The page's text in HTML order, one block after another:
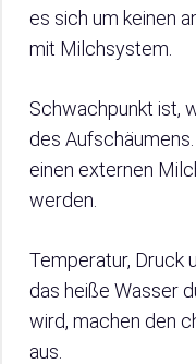
es sich um keinen
mit Milchsystem.
Schwachpunkt ist,
des
einen externen
werden.
Temperatur, Druck
das heiße Wasser
wird, machen den
aus.